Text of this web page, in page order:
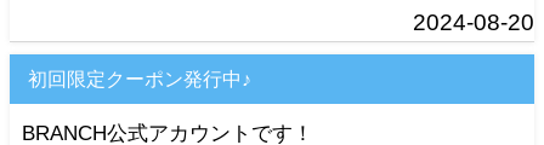
2024-08-20
初回限定クーポン発行中♪
BRANCH公式アカウントです！